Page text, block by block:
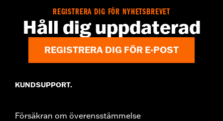
REGISTRERA DIG FÖR NYHETSBREVET
Håll dig uppdaterad
REGISTRERA DIG FÖR E-POST
KUNDSUPPORT.
Försäkran om överensstämmelse